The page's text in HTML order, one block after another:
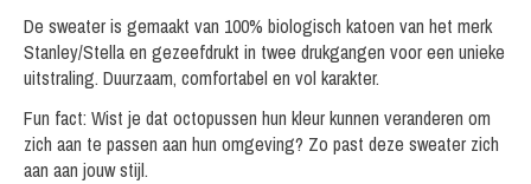
De sweater is gemaakt van 100% biologisch katoen van het merk
Stanley/Stella en gezeefdrukt in twee drukgangen voor een unieke
uitstraling. Duurzaam, comfortabel en vol karakter.
Fun fact: Wist je dat octopussen hun kleur kunnen veranderen om
zich aan te passen aan hun omgeving? Zo past deze sweater zich
aan aan jouw stijl.